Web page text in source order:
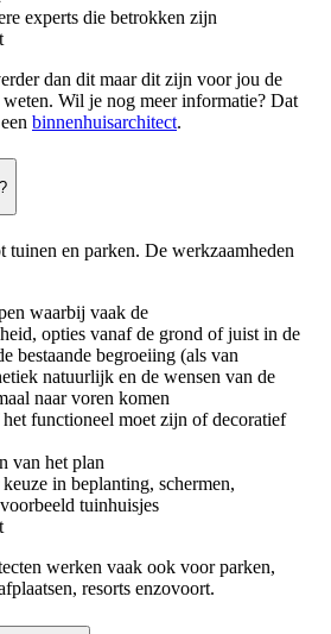
experts die betrokken zijn
dan dit maar dit zijn voor jou de
Wil je nog meer informatie? Dat
binnenhuisarchitect.
tuinen en parken. De werkzaamheden
waarbij vaak de
opties vanaf de grond of juist in de
bestaande begroeiing (als van
natuurlijk en de wensen van de
naar voren komen
functioneel moet zijn of decoratief
van het plan
in beplanting, schermen,
tuinhuisjes
werken vaak ook voor parken,
resorts enzovoort.